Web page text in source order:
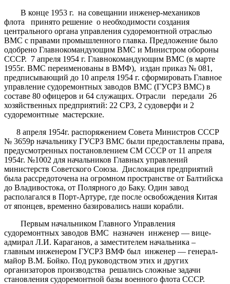
В конце 1953 г. на совещании инженер-механиков
флота принято решение о необходимости создания
центрального органа управления судоремонтной отраслью
ВМС с правами промышленного главка. Предложение было
одобрено Главнокомандующим ВМС и Министром обороны
СССР. 7 апреля 1954 г. Главнокомандующим ВМС (в марте
1955г. ВМС переименованы в ВМФ), издан приказ № 081,
предписывающий до 10 апреля 1954 г. сформировать Главное
управление судоремонтных заводов ВМС (ГУСРЗ ВМС) в
составе 80 офицеров и 64 служащих. Отрасли передали 26
хозяйственных предприятий: 22 СРЗ, 2 судоверфи и 2
судоремонтные мастерские.
8 апреля 1954г. распоряжением Совета Министров СССР
№ 3659р начальнику ГУСРЗ ВМС были предоставлены права,
предусмотренных постановлением СМ СССР от 11 апреля
1954г. №1002 для начальников Главных управлений
министерств Советского Союза. Дислокация предприятий
была рассредоточена на огромном пространстве от Балтийска
до Владивостока, от Полярного до Баку. Один завод
располагался в Порт-Артуре, где после освобождения Китая
от японцев, временно базировались наши корабли.
Первым начальником Главного Управления
судоремонтных заводов ВМС назначен инженер — вице-
адмирал Л.И. Караганов, а заместителем начальника –
главным инженером ГУСРЗ ВМФ был инженер — генерал-
майор В.М. Бойко. Под руководством этих и других
организаторов производства решались сложные задачи
становления судоремонтной базы военного флота СССР.